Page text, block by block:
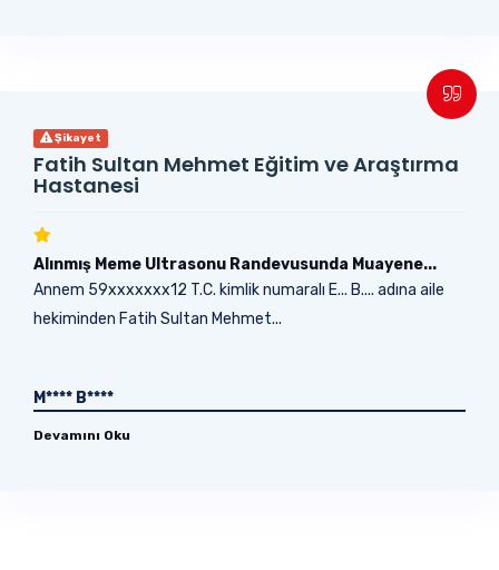
Şikayet
Fatih Sultan Mehmet Eğitim ve Araştırma
Hastanesi
Alınmış Meme Ultrasonu Randevusunda Muayene...
Annem 59xxxxxxx12 T.C. kimlik numaralı E... B.... adına aile
hekiminden Fatih Sultan Mehmet...
M**** B****
Devamını Oku